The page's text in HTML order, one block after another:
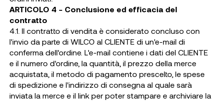
ARTICOLO 4 - Conclusione ed efficacia del
contratto
4.1. Il contratto di vendita è considerato concluso con
l'invio da parte di WILCO al CLIENTE di un'e-mail di
conferma dell'ordine. L'e-mail contiene i dati del CLIENTE
e il numero d'ordine, la quantità, il prezzo della merce
acquistata, il metodo di pagamento prescelto, le spese
di spedizione e l'indirizzo di consegna al quale sarà
inviata la merce e il link per poter stampare e archiviare la